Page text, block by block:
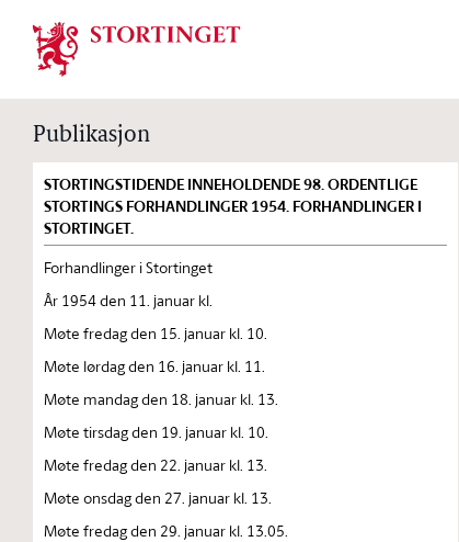
Stortinget.no
Publikasjon
STORTINGSTIDENDE INNEHOLDENDE 98. ORDENTLIGE
STORTINGS FORHANDLINGER 1954. FORHANDLINGER I
STORTINGET.
Forhandlinger i Stortinget
År 1954 den 11. januar kl.
Møte fredag den 15. januar kl. 10.
Møte lørdag den 16. januar kl. 11.
Møte mandag den 18. januar kl. 13.
Møte tirsdag den 19. januar kl. 10.
Møte fredag den 22. januar kl. 13.
Møte onsdag den 27. januar kl. 13.
Møte fredag den 29. januar kl. 13.05.